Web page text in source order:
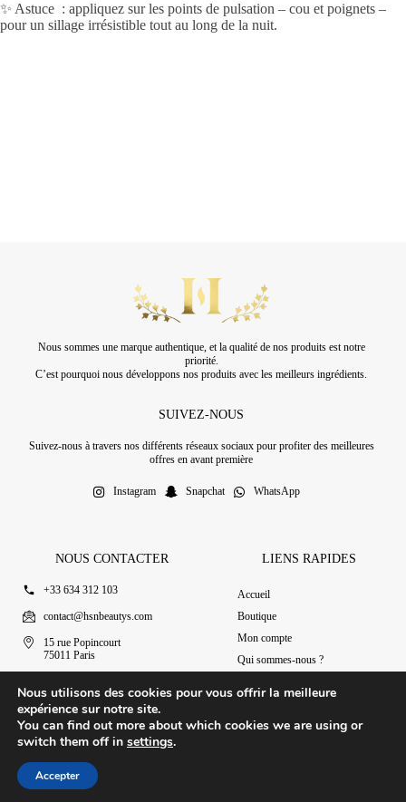
✨ Astuce : appliquez sur les points de pulsation – cou et poignets –
pour un sillage irrésistible tout au long de la nuit.
Nous sommes une marque authentique, et la qualité de nos produits est notre
priorité.
C’est pourquoi nous développons nos produits avec les meilleurs ingrédients.
SUIVEZ-NOUS
Suivez-nous à travers nos différents réseaux sociaux pour profiter des meilleures
offres en avant première
Instagram Snapchat WhatsApp
NOUS CONTACTER
+33 634 312 103
contact@hsnbeautys.com
15 rue Popincourt
75011 Paris
LIENS RAPIDES
Accueil
Boutique
Mon compte
Qui sommes-nous ?
Nous utilisons des cookies pour vous offrir la meilleure
expérience sur notre site.
You can find out more about which cookies we are using or
switch them off in settings.
Accepter
Accueil